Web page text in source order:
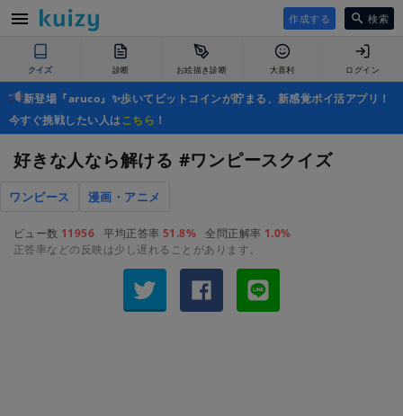
作成する 検索
クイズ 診断 お絵描き診断 大喜利 ログイン
新登場『aruco』✨歩いてビットコインが貯まる、新感覚ポイ活アプリ！
今すぐ挑戦したい人はこちら ！
好きな人なら解ける #ワンピースクイズ
ワンピース 漫画・アニメ
ビュー数 11956 平均正答率 51.8% 全問正解率 1.0%
正答率などの反映は少し遅れることがあります。